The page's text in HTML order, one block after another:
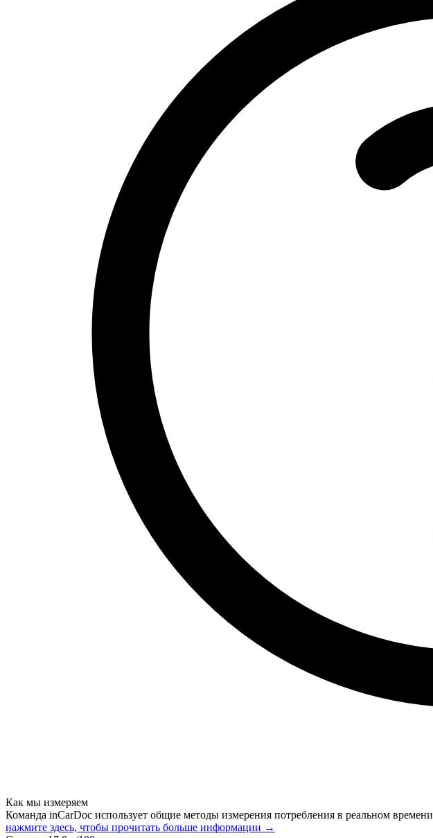
Как мы измеряем
Команда inCarDoc использует общие методы измерения потребления в реальном времени
нажмите здесь, чтобы прочитать больше информации →